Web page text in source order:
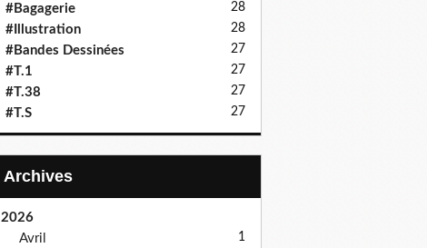
#Bagagerie 28
#Illustration 28
#Bandes Dessinées 27
#T.1 27
#T.38 27
#T.S 27
Archives
2026
Avril
1